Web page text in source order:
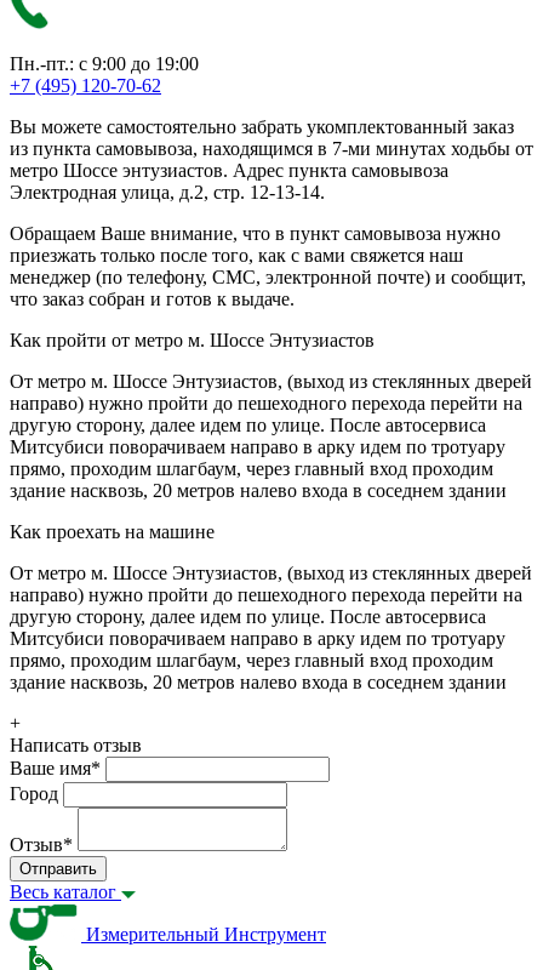
Пн.-пт.: с 9:00 до 19:00
+7 (495) 120-70-62
Вы можете самостоятельно забрать укомплектованный заказ
из пункта самовывоза, находящимся в 7-ми минутах ходьбы от
метро Шоссе энтузиастов. Адрес пункта самовывоза
Электродная улица, д.2, стр. 12-13-14.
Обращаем Ваше внимание, что в пункт самовывоза нужно
приезжать только после того, как с вами свяжется наш
менеджер (по телефону, СМС, электронной почте) и сообщит,
что заказ собран и готов к выдаче.
Как пройти от метро м. Шоссе Энтузиастов
От метро м. Шоссе Энтузиастов, (выход из стеклянных дверей
направо) нужно пройти до пешеходного перехода перейти на
другую сторону, далее идем по улице. После автосервиса
Митсубиси поворачиваем направо в арку идем по тротуару
прямо, проходим шлагбаум, через главный вход проходим
здание насквозь, 20 метров налево входа в соседнем здании
Как проехать на машине
От метро м. Шоссе Энтузиастов, (выход из стеклянных дверей
направо) нужно пройти до пешеходного перехода перейти на
другую сторону, далее идем по улице. После автосервиса
Митсубиси поворачиваем направо в арку идем по тротуару
прямо, проходим шлагбаум, через главный вход проходим
здание насквозь, 20 метров налево входа в соседнем здании
+
Написать отзыв
Ваше имя*
Город
Отзыв*
Отправить
Весь каталог
Измерительный Инструмент